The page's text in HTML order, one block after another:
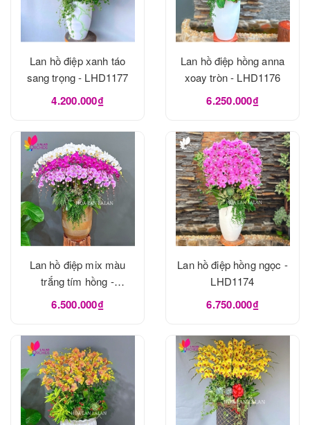
Lan hồ điệp xanh táo
sang trọng - LHD1177
4.200.000₫
Lan hồ điệp hồng anna
xoay tròn - LHD1176
6.250.000₫
Lan hồ điệp mix màu
trắng tím hồng -
LHD1175
6.500.000₫
Lan hồ điệp hồng ngọc -
LHD1174
6.750.000₫